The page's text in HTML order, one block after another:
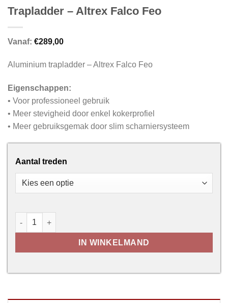
Trapladder – Altrex Falco Feo
Vanaf: €289,00
Aluminium trapladder – Altrex Falco Feo
Eigenschappen:
• Voor professioneel gebruik
• Meer stevigheid door enkel kokerprofiel
• Meer gebruiksgemak door slim scharniersysteem
Aantal treden
Trapladder - Altrex Falco Feo aantal
IN WINKELMAND